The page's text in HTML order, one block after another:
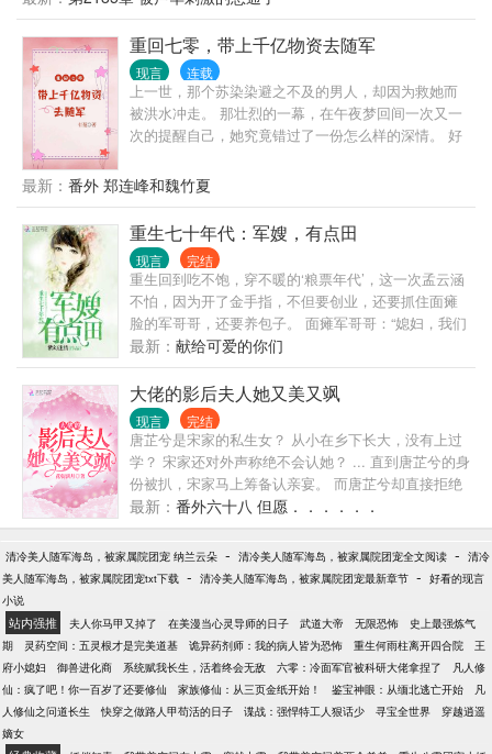
重回七零，带上千亿物资去随军
现言 连载
上一世，那个苏染染避之不及的男人，却因为救她而
被洪水冲走。 那壮烈的一幕，在午夜梦回间一次又一
次的提醒自己，她究竟错过了一份怎么样的深情。 好
天。 这一次，她不会再错过这份深情。 带上灵泉空
间，苏染染果断随军去了海岛！ …… 沈贺觉得自己大
概是在做梦！ 否则那个怕他怕得不行的小媳妇儿，怎
么会朝他撒娇，还要他抱抱？ 看着那撩人而不自知的
小娇娇，沈贺竟有种不真实的感觉。 “染染，你可想好
了？以后，不会再有离婚的机会！” 沈贺咬着牙，再次
朝她确认道。 而回应他的，是他从不敢想象的热情。
……
最新： 番外 郑连峰和魏竹夏
重生七十年代：军嫂，有点田
现言 完结
重生回到吃不饱，穿不暖的‘粮票年代’，这一次孟云涵
不怕，因为开了金手指，不但要创业，还要抓住面瘫
脸的军哥哥，还要养包子。 面瘫军哥哥：“媳妇，我们
把小包子打包送走吧！”面瘫军哥哥表示，有一个比他
还黏儿子的媳妇，不要脸！ “麻麻，我们换一个粑粑
吧！”小包子表示，粑粑都那么大人一个人了，还缠着
麻麻，不要脸！ 孟云涵感叹：他们果然是父子。
最新： 献给可爱的你们
大佬的影后夫人她又美又飒
现言 完结
唐芷兮是宋家的私生女？ 从小在乡下长大，没有上过
学？ 宋家还对外声称绝不会认她？ ... 直到唐芷兮的身
份被扒，宋家马上筹备认亲宴。 而唐芷兮却直接拒绝
道：“你们宋家也配？” … 帝京那位三爷竟然喜欢上了
一个连学都没上过的野丫头。 听说还捧在手心里宠。
让整个帝京震惊之时，叶三爷却颇为骄傲地说了一句
话：“我夫人可不简单。” ... 叶寒之从来不相信一见钟
** 唐芷兮很喜欢穿裙子，后来...叶寒之的衬衫袖扣全
都是她裙子的颜色。
最新： 番外六十八 但愿．．．．．．
清冷美人随军海岛，被家属院团宠 纳兰云朵 - 清冷美人随军海岛，被家属院团宠全文阅读 - 清冷
美人随军海岛，被家属院团宠txt下载 - 清冷美人随军海岛，被家属院团宠最新章节 - 好看的现言
小说
站内强推 夫人你马甲又掉了 在美漫当心灵导师的日子 武道大帝 无限恐怖
史上最强炼气
期
灵药空间：五灵根才是完美道基 诡异药剂师：我的病人皆为恐怖 重生何雨柱离开四合院
王
府小媳妇
御兽进化商 系统赋我长生，活着终会无敌 六零：冷面军官被科研大佬拿捏了
凡人修
仙：疯了吧！你一百岁了还要修仙
家族修仙：从三页金纸开始！ 鉴宝神眼：从缅北逃亡开始
凡
人修仙之问道长生
快穿之做路人甲苟活的日子 谍战：强悍特工人狠话少 寻宝全世界
穿越逍遥
嫡女